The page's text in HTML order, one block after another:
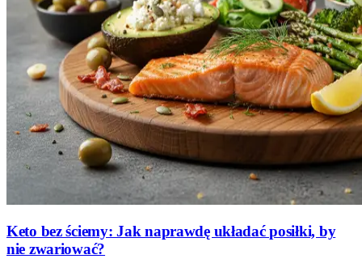
Keto bez ściemy: Jak naprawdę układać posiłki, by
nie zwariować?